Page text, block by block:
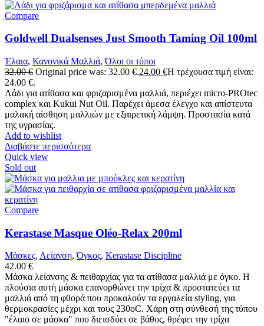
Compare
Goldwell Dualsenses Just Smooth Taming Oil 100ml
Έλαια, Κανονικά Μαλλιά,Όλοι οι τύποι
32.00€ Original price was: 32.00 €.24.00 €Η τρέχουσα τιμή είναι:
24.00 €.
Λάδι για ατίθασα και φριζαρισμένα μαλλιά, περιέχει micro-PROtec
complex και Kukui Nut Oil. Παρέχει άμεσα έλεγχο και απίστευτα
μαλακή αίσθηση μαλλιών με εξαιρετική λάμψη. Προστασία κατά
της υγρασίας.
Add to wishlist
Διαβάστε περισσότερα
Quick view
Sold out
Compare
Kerastase Masque Oléo-Relax 200ml
Μάσκες, Λείανση,Όγκος, Kerastase Discipline
42.00 €
Μάσκα λείανσης & πειθαρχίας για τα ατίθασα μαλλιά με όγκο. Η
πλούσια αυτή μάσκα επανορθώνει την τρίχα & προστατεύει τα
μαλλιά από τη φθορά που προκαλούν τα εργαλεία styling, για
θερμοκρασίες μέχρι και τους 230οC. Χάρη στη σύνθεσή της τύπου
"έλαιο σε μάσκα" που διεισδύει σε βάθος, θρέφει την τρίχα